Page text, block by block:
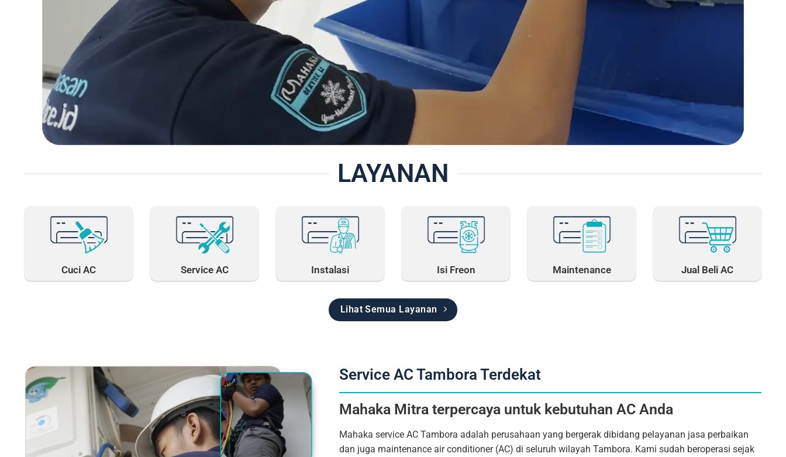
LAYANAN
Cuci AC Service AC Instalasi Isi Freon Maintenance Jual Beli AC
Lihat Semua Layanan
Service AC Tambora Terdekat
Mahaka Mitra terpercaya untuk kebutuhan AC Anda
Mahaka service AC Tambora adalah perusahaan yang bergerak dibidang pelayanan jasa perbaikan
dan juga maintenance air conditioner (AC) di seluruh wilayah Tambora. Kami sudah beroperasi sejak